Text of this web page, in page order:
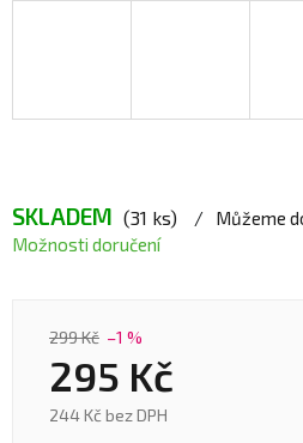
SKLADEM (31 ks) Můžeme
Možnosti doručení
299 Kč –1 %
295 Kč
244 Kč bez DPH